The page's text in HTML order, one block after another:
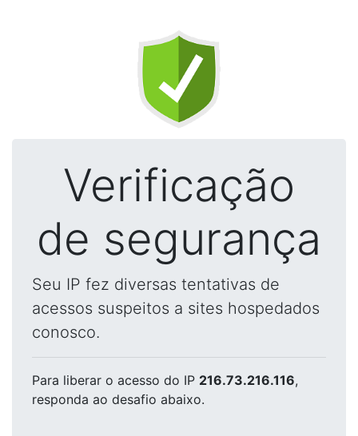
Verificação
de segurança
Seu IP fez diversas tentativas de
acessos suspeitos a sites hospedados
conosco.
Para liberar o acesso do IP 216.73.216.116,
responda ao desafio abaixo.